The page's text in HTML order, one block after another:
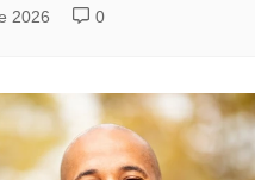
2026
0